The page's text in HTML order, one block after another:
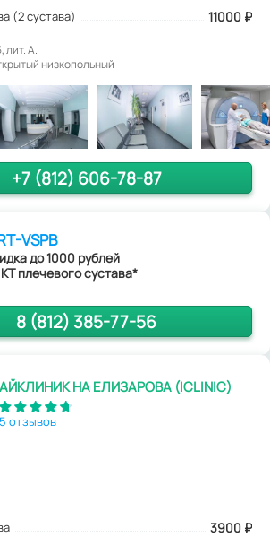
(2 сустава) 11000 ₽
лит. А.
низкопольный
+7 (812) 606-78-87
VSPB
до 1000 рублей
плечевого сустава*
8 (812) 385-77-56
АЙКЛИНИК НА ЕЛИЗАРОВА (ICLINIC)
5 отзывов
3900 ₽